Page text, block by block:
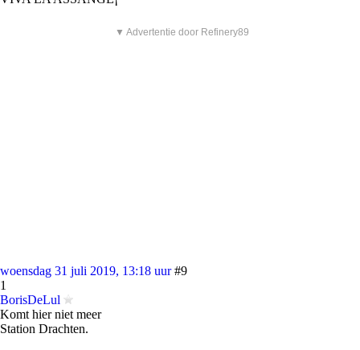
▼ Advertentie door Refinery89
woensdag 31 juli 2019, 13:18 uur #9
1
BorisDeLul
Komt hier niet meer
Station Drachten.